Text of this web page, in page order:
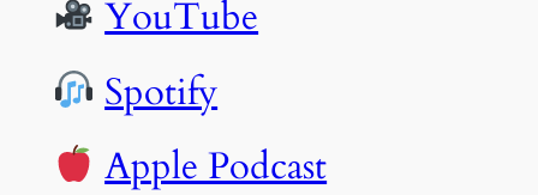
YouTube
Spotify
Apple Podcast